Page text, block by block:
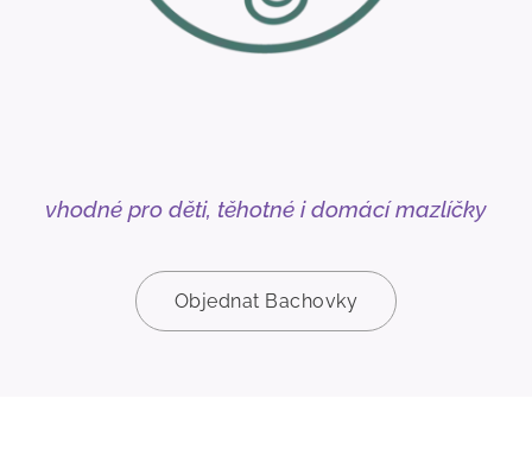
vhodné pro děti, těhotné i domácí mazlíčky
Objednat Bachovky